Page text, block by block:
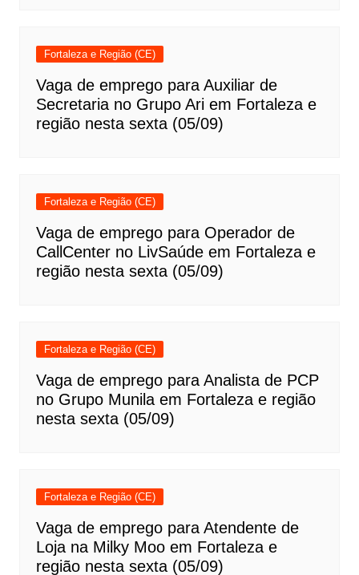
Fortaleza e Região (CE)
Vaga de emprego para Auxiliar de
Secretaria no Grupo Ari em Fortaleza e
região nesta sexta (05/09)
Fortaleza e Região (CE)
Vaga de emprego para Operador de
CallCenter no LivSaúde em Fortaleza e
região nesta sexta (05/09)
Fortaleza e Região (CE)
Vaga de emprego para Analista de PCP
no Grupo Munila em Fortaleza e região
nesta sexta (05/09)
Fortaleza e Região (CE)
Vaga de emprego para Atendente de
Loja na Milky Moo em Fortaleza e
região nesta sexta (05/09)